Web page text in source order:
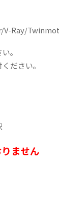
V-Ray/
。
ださい。
ません